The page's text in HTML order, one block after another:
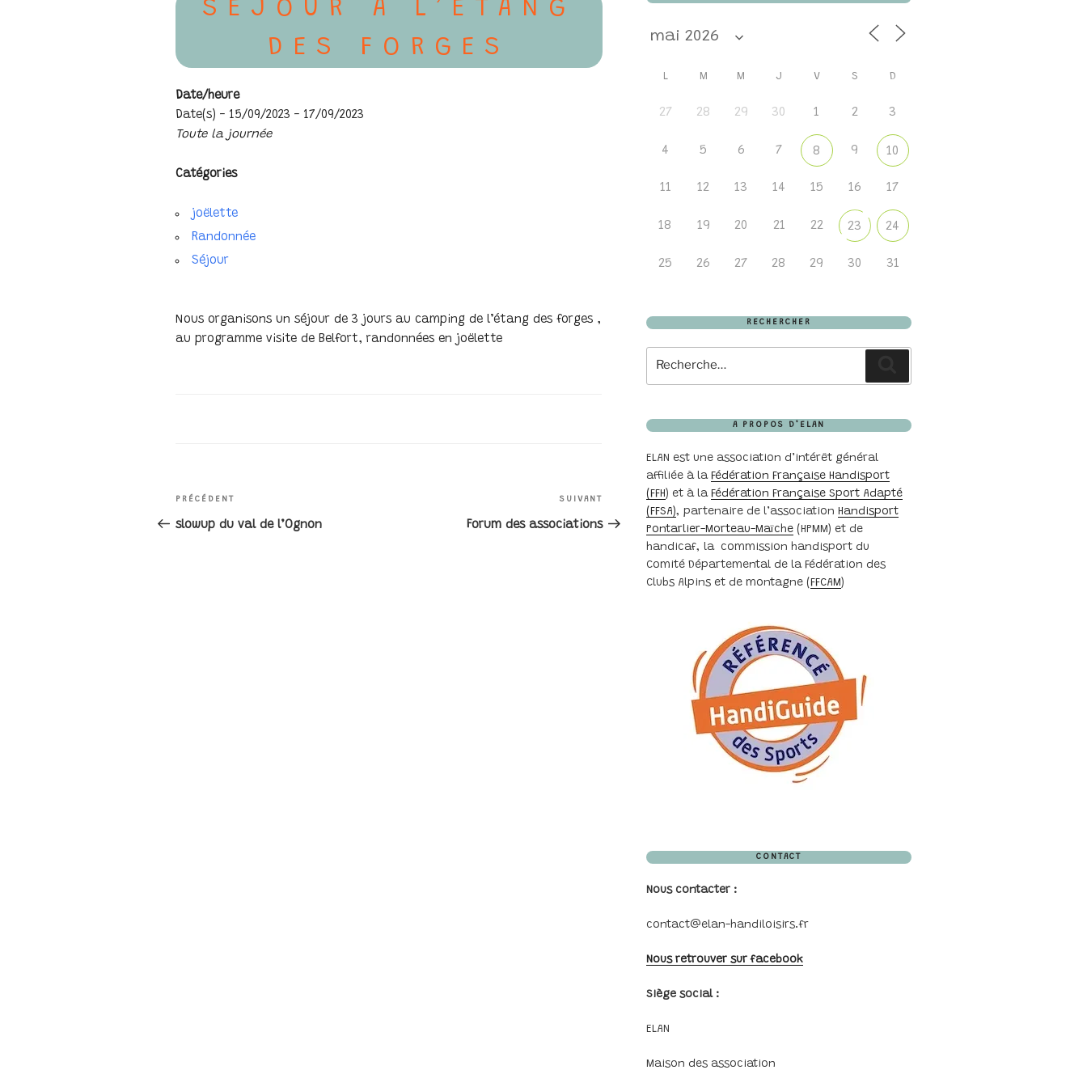
SÉJOUR À L’ÉTANG
DES FORGES
Date/heure
Date(s) - 15/09/2023 - 17/09/2023
Toute la journée
Catégories
joëlette
Randonnée
Séjour
Nous organisons un séjour de 3 jours au camping de l’étang des forges ,
au programme visite de Belfort, randonnées en joëlette
NAVIGATION
DE
Article
précédent
PRÉCÉDENT
slowup du val de l’Ognon
Article
suivant
SUIVANT
Forum des associations
L M M J V S D
27 28 29 30 1 2 3
4 5 6 7 8 9 10
11 12 13 14 15 16 17
18 19 20 21 22 23 24
25 26 27 28 29 30 31
RECHERCHER
pour
A PROPOS D’ELAN
ELAN est une association d’intérêt général
affiliée à la Fédération Française Handisport
(FFH) et à la Fédération Française Sport Adapté
(FFSA), partenaire de l’associationHandisport
Pontarlier-Morteau-Maîche (HPMM) et de
handicaf, la commission handisport du
Comité Départemental de la Fédération des
Clubs Alpins et de montagne ( FFCAM)
CONTACT
Nous contacter :
contact@elan-handiloisirs.fr
Nous retrouver sur facebook
Siège social :
ELAN
Maison des association